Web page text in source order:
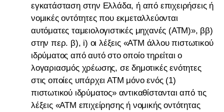
εγκατάσταση στην Ελλάδα, ή από επιχειρήσεις ή
νομικές οντότητες που εκμεταλλεύονται
αυτόματες ταμειολογιστικές μηχανές (ΑΤΜ)», ββ)
στην περ. β), i) οι λέξεις «ΑΤΜ άλλου πιστωτικού
ιδρύματος από αυτό στο οποίο τηρείται ο
λογαριασμός χρέωσης, σε δημοτικές ενότητες
στις οποίες υπάρχει ΑΤΜ μόνο ενός (1)
πιστωτικού ιδρύματος» αντικαθίστανται από τις
λέξεις «ΑΤΜ επιχείρησης ή νομικής οντότητας